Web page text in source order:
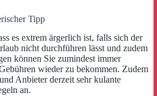
Tipp
es extrem ärgerlich ist, falls sich der
nicht durchführen lässt und zudem
können Sie zumindest immer
wieder zu bekommen. Zudem
Anbieter derzeit sehr kulante
an.